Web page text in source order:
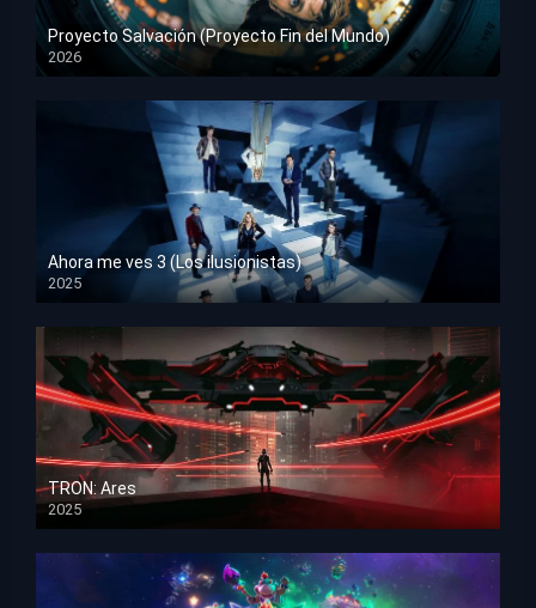
Proyecto Salvación (Proyecto Fin del Mundo)
2026
HD 1080p
Ahora me ves 3 (Los ilusionistas)
2025
HD 1080p
TRON: Ares
2025
HD 1080p